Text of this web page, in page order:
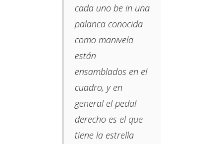
cada uno be in una
palanca conocida
como manivela
están
ensamblados en el
cuadro, y en
general el pedal
derecho es el que
tiene la estrella